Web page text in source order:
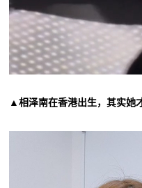
▲相泽南在香港出生，其实她